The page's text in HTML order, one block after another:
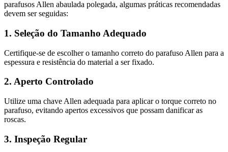
parafusos Allen abaulada polegada, algumas práticas recomendadas
devem ser seguidas:
1. Seleção do Tamanho Adequado
Certifique-se de escolher o tamanho correto do parafuso Allen para a
espessura e resistência do material a ser fixado.
2. Aperto Controlado
Utilize uma chave Allen adequada para aplicar o torque correto no
parafuso, evitando apertos excessivos que possam danificar as
roscas.
3. Inspeção Regular